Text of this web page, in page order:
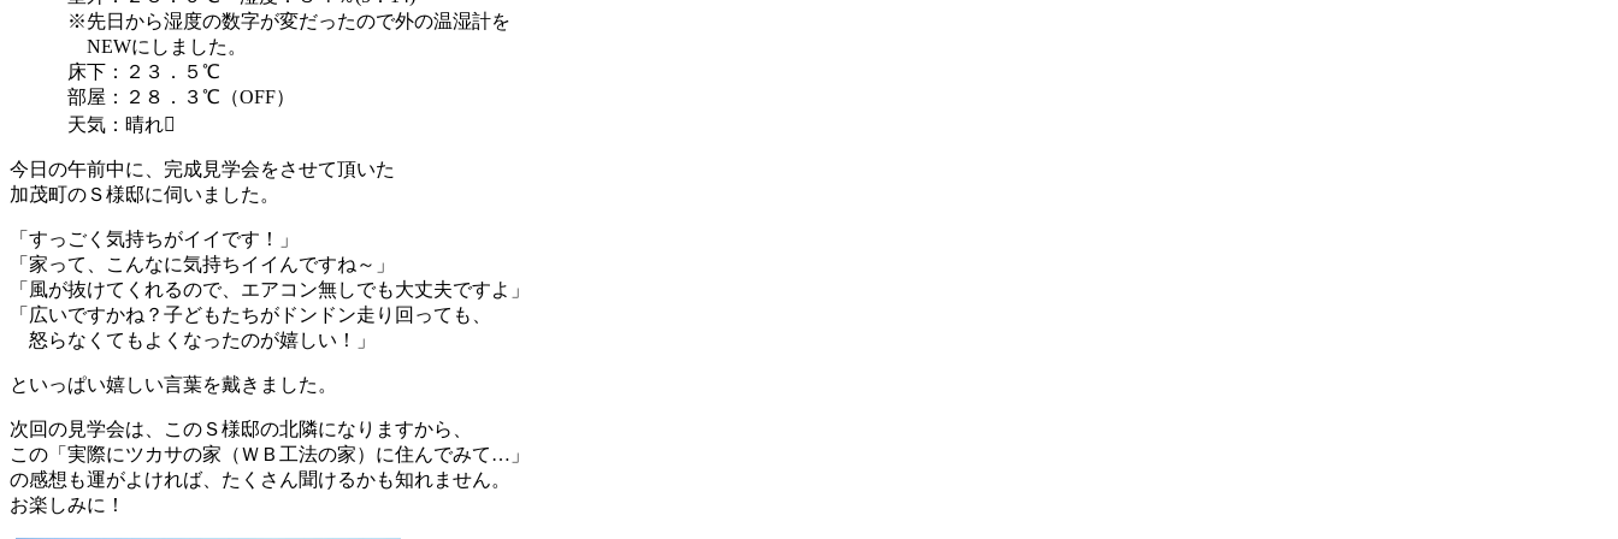
※先日から湿度の数字が変だったので外の温湿計を
NEWにしました。
床下：２３．５℃
部屋：２８．３℃（OFF）
天気：晴れ
今日の午前中に、完成見学会をさせて頂いた
加茂町のＳ様邸に伺いました。
「すっごく気持ちがイイです！」
「家って、こんなに気持ちイイんですね～」
「風が抜けてくれるので、エアコン無しでも大丈夫ですよ」
「広いですかね？子どもたちがドンドン走り回っても、
怒らなくてもよくなったのが嬉しい！」
といっぱい嬉しい言葉を戴きました。
次回の見学会は、このＳ様邸の北隣になりますから、
この「実際にツカサの家（ＷＢ工法の家）に住んでみて…」
の感想も運がよければ、たくさん聞けるかも知れません。
お楽しみに！